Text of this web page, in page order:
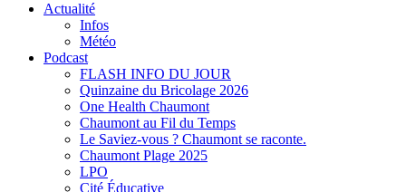
Actualité
Infos
Météo
Podcast
FLASH INFO DU JOUR
Quinzaine du Bricolage 2026
One Health Chaumont
Chaumont au Fil du Temps
Le Saviez-vous ? Chaumont se raconte.
Chaumont Plage 2025
LPO
Cité Éducative